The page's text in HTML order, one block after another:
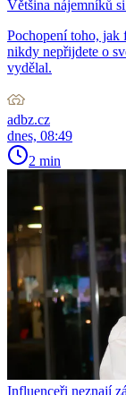
Většina nájemníků
Pochopení toho, jak
nikdy nepřijdete o
vydělal.
adbz.cz
dnes, 08:49
2 min
Influenceři neznají